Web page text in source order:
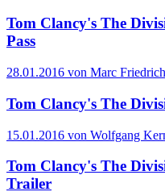
Tom Clancy's The
Pass
28.01.2016 von Marc
Tom Clancy's The
15.01.2016 von Wolfgang
Tom Clancy's The
Trailer